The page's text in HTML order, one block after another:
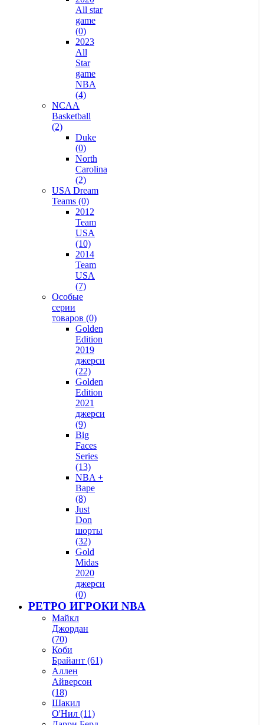
All star
game
(0)
2023
All
Star
game
NBA
(4)
NCAA
Basketball
(2)
Duke
(0)
North
Carolina
(2)
USA Dream
Teams (0)
2012
Team
USA
(10)
2014
Team
USA
(7)
Особые
серии
товаров (0)
Golden
Edition
2019
джерси
(22)
Golden
Edition
2021
джерси
(9)
Big
Faces
Series
(13)
NBA +
Bape
(8)
Just
Don
шорты
(32)
Gold
Midas
2020
джерси
(0)
РЕТРО ИГРОКИ NBA
Майкл
Джордан
(70)
Коби
Брайант (61)
Аллен
Айверсон
(18)
Шакил
О'Нил (11)